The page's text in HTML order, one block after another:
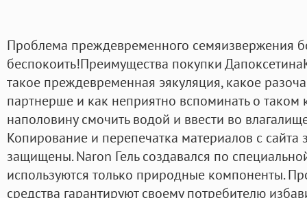
Проблема преждевременного семяизвержения
беспокоить!Преимущества покупки
такое преждевременная эякуляция, какое
партнерше и как неприятно вспоминать о таком
наполовину смочить водой и ввести во
Копирование и перепечатка материалов с
защищены. Naron Гель создавался по
используются только природные компоненты.
средства гарантируют своему потребителю